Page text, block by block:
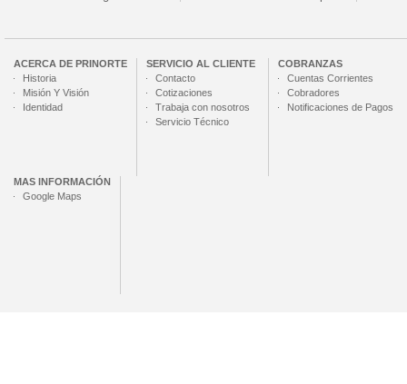
ACERCA DE PRINORTE
Historia
Misión Y Visión
Identidad
SERVICIO AL CLIENTE
Contacto
Cotizaciones
Trabaja con nosotros
Servicio Técnico
COBRANZAS
Cuentas Corrientes
Cobradores
Notificaciones de Pagos
MAS INFORMACIÓN
Google Maps